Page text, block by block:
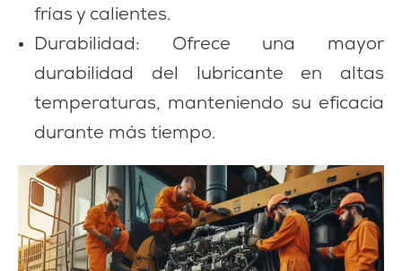
frías y calientes.
Durabilidad: Ofrece una mayor
durabilidad del lubricante en altas
temperaturas, manteniendo su eficacia
durante más tiempo.